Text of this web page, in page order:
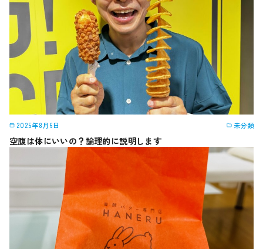
2025年8月6日 未分類
空腹は体にいいの？論理的に説明します